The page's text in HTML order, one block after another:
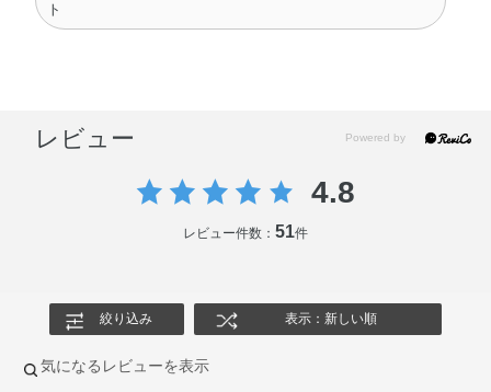
ト
レビュー
4.8
レビュー件数： 51件
絞り込み 表示：新しい順
気になるレビューを表示